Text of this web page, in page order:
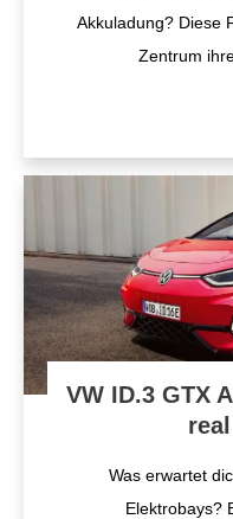
Akkuladung? Diese
Zentrum
VW ID.3 GTX
Was erwartet
Elektrobays?